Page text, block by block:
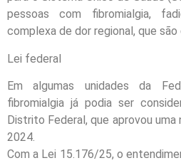
pessoas com fibromialgia,
complexa de dor regional, que
Lei federal
Em algumas unidades da
fibromialgia já podia ser
Distrito Federal, que aprovou
2024.
Com a Lei 15.176/25, o